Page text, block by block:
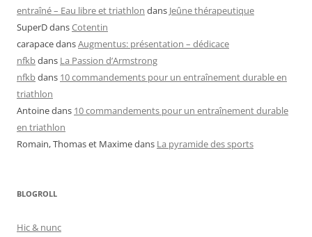
entraîné – Eau libre et triathlon dans Jeûne thérapeutique
SuperDdansCotentin
carapacedansAugmentus: présentation – dédicace
nfkbdans La Passion d’Armstrong
nfkbdans 10 commandements pour un entraînement durable en
triathlon
Antoinedans 10 commandements pour un entraînement durable
en triathlon
Romain, Thomas et Maximedans La pyramide des sports
BLOGROLL
Hic & nunc